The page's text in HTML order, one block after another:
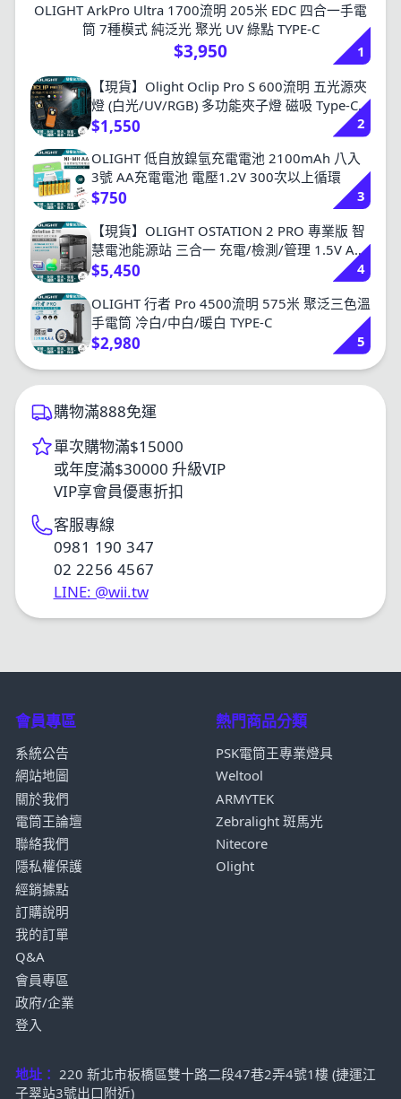
OLIGHT ArkPro Ultra 1700流明 205米 EDC 四合一手電
筒 7種模式 純泛光 聚光 UV 綠點 TYPE-C
$3,950
1
【現貨】Olight Oclip Pro S 600流明 五光源夾
燈 (白光/UV/RGB) 多功能夾子燈 磁吸 Type-C
充電
$1,550
2
OLIGHT 低自放鎳氫充電電池 2100mAh 八入
3號 AA充電電池 電壓1.2V 300次以上循環
$750
3
【現貨】OLIGHT OSTATION 2 PRO 專業版 智
慧電池能源站 三合一 充電/檢測/管理 1.5V AA
鋰電池 鎳氫 AA /AAA
$5,450
4
OLIGHT 行者 Pro 4500流明 575米 聚泛三色溫
手電筒 冷白/中白/暖白 TYPE-C
$2,980 5
購物滿888免運
單次購物滿$15000
或年度滿$30000 升級VIP
VIP享會員優惠折扣
客服專線
0981 190 347
02 2256 4567
LINE: @wii.tw
會員專區
系統公告
網站地圖
關於我們
電筒王論壇
聯絡我們
隱私權保護
經銷據點
訂購說明
我的訂單
Q&A
會員專區
政府/企業
登入
熱門商品分類
PSK電筒王專業燈具
Weltool
ARMYTEK
Zebralight 斑馬光
Nitecore
Olight
地址： 220 新北市板橋區雙十路二段47巷2弄4號1樓 (捷運江
子翠站3號出口附近)